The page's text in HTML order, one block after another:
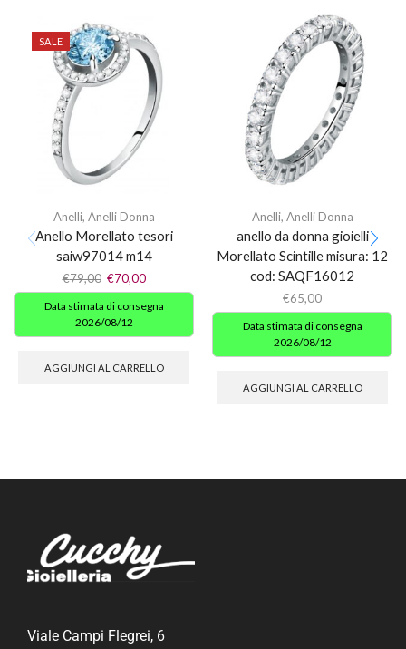
SALE
Anelli, Anelli Donna
Anello Morellato tesori
saiw97014 m14
€79,00 €70,00
Data stimata di consegna
2026/08/12
AGGIUNGI AL CARRELLO
Anelli, Anelli Donna
anello da donna gioielli
Morellato Scintille misura: 12
cod: SAQF16012
€65,00
Data stimata di consegna
2026/08/12
AGGIUNGI AL CARRELLO
Viale Campi Flegrei, 6